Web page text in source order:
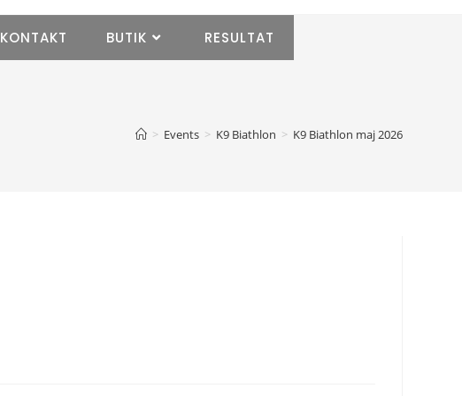
KONTAKT BUTIK RESULTAT
> Events > K9 Biathlon > K9 Biathlon maj 2026